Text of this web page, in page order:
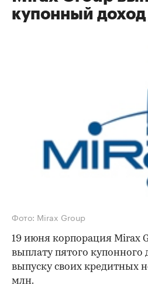
купонный доход
Фото: Mirax Group
19 июня корпорация Mirax
выплату пятого купонного
выпуску своих кредитных
млн.